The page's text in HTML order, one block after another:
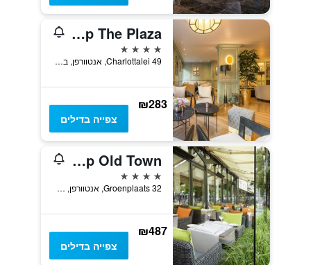
Leonardo Hotel Antwerp The Plaza
4 כוכבים
Charlottalei 49, אנטוורפן, בלגיה
₪283
צפייה בדילים
Hilton Antwerp Old Town
4 כוכבים
Groenplaats 32, אנטוורפן, בלגיה
₪487
צפייה בדילים